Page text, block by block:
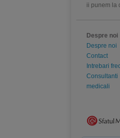
ii punem la
Despre noi
Despre noi
Contact
Intrebari
Consultanti
medicali